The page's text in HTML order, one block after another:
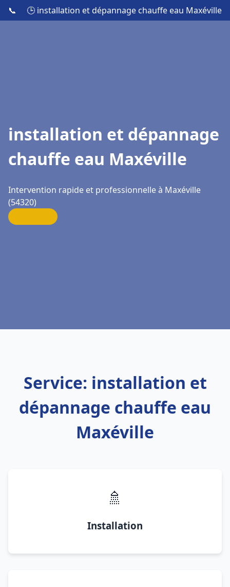
📞 🕒 installation et dépannage chauffe eau Maxéville
installation et dépannage
chauffe eau Maxéville
Intervention rapide et professionnelle à Maxéville
(54320)
Service: installation et
dépannage chauffe eau
Maxéville
🚿
Installation